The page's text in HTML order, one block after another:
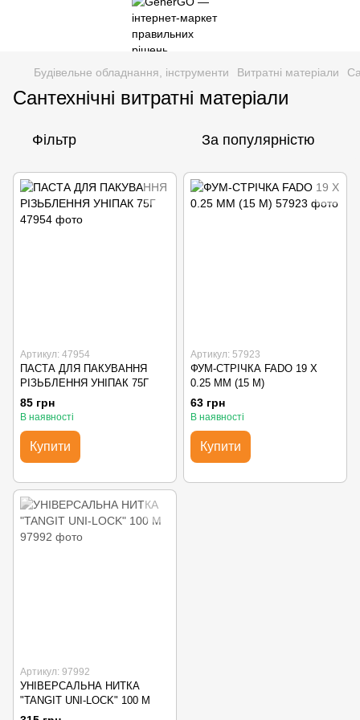
Будівельне обладнання, інструменти Витратні матеріали
Сантехнічні витратні матеріали
Фільтр За популярністю
Артикул: 47954
ПАСТА ДЛЯ ПАКУВАННЯ
РІЗЬБЛЕННЯ УНІПАК 75Г
85 грн
В наявності
Купити
Артикул: 57923
ФУМ-СТРІЧКА FADO 19 Х
0.25 ММ (15 М)
63 грн
В наявності
Купити
Артикул: 97992
УНІВЕРСАЛЬНА НИТКА
"TANGIT UNI-LOCK" 100 М